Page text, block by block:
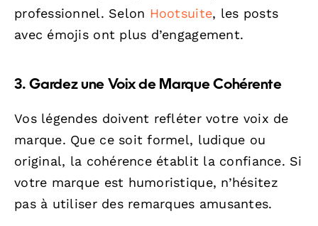
professionnel. Selon Hootsuite, les posts
avec émojis ont plus d’engagement.
3. Gardez une Voix de Marque Cohérente
Vos légendes doivent refléter votre voix de
marque. Que ce soit formel, ludique ou
original, la cohérence établit la confiance. Si
votre marque est humoristique, n’hésitez
pas à utiliser des remarques amusantes.